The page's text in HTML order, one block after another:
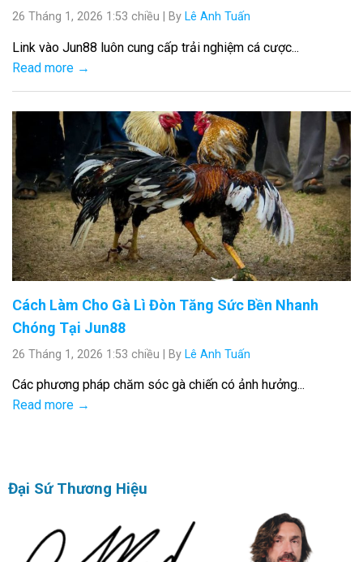
26 Tháng 1, 2026 1:53 chiều By Lê Anh Tuấn
Link vào Jun88 luôn cung cấp trải nghiệm cá cược...
Read more →
Cách Làm Cho Gà Lì Đòn Tăng Sức Bền Nhanh
Chóng Tại Jun88
26 Tháng 1, 2026 1:53 chiều By Lê Anh Tuấn
Các phương pháp chăm sóc gà chiến có ảnh hưởng...
Read more →
Đại Sứ Thương Hiệu